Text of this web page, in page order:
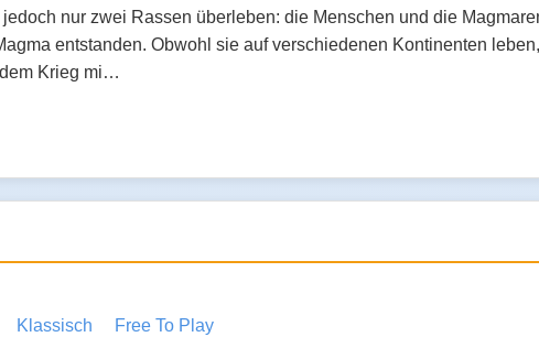
nur zwei Rassen überleben: die Menschen und die
entstanden. Obwohl sie auf verschiedenen Kontinenten
Krieg mi…
Klassisch Free To Play